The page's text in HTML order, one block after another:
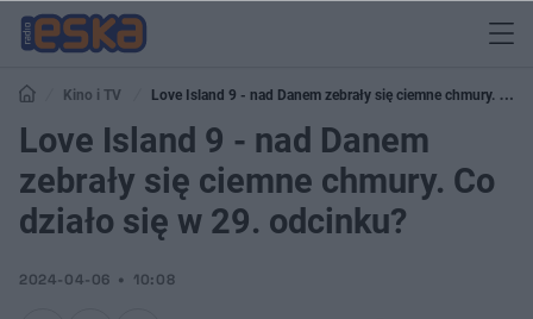
Kino i TV
Love Island 9 - nad Danem zebrały się ciemne chmury. Co
działo się w 29. odcinku?
Love Island 9 - nad Danem
zebrały się ciemne chmury. Co
działo się w 29. odcinku?
2024-04-06 10:08